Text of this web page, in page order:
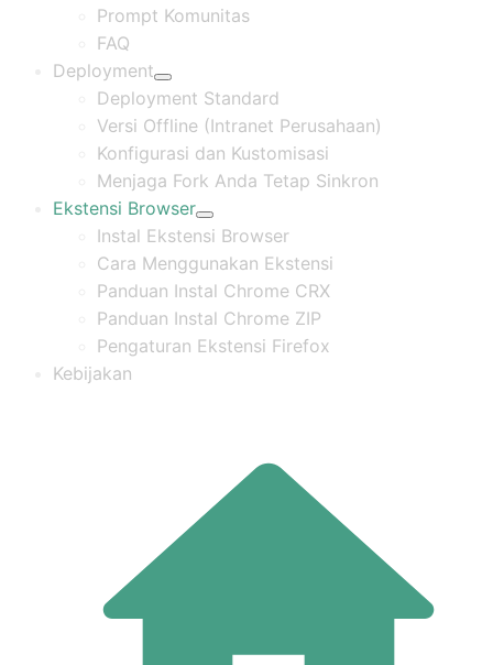
Prompt Komunitas
FAQ
Deployment
Deployment Standard
Versi Offline (Intranet Perusahaan)
Konfigurasi dan Kustomisasi
Menjaga Fork Anda Tetap Sinkron
Ekstensi Browser
Instal Ekstensi Browser
Cara Menggunakan Ekstensi
Panduan Instal Chrome CRX
Panduan Instal Chrome ZIP
Pengaturan Ekstensi Firefox
Kebijakan